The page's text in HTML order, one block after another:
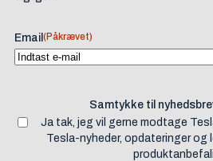
Email (Påkrævet)
Samtykke til
Ja tak, jeg vil gerne modtage
Tesla-nyheder, opdateringer og